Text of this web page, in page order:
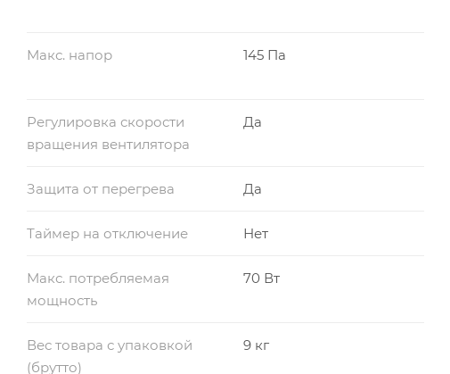
Макс. напор 145 Па
Регулировка скорости
вращения вентилятора
Да
Защита от перегрева Да
Таймер на отключение Нет
Макс. потребляемая
мощность
70 Вт
Вес товара с упаковкой
(брутто)
9 кг